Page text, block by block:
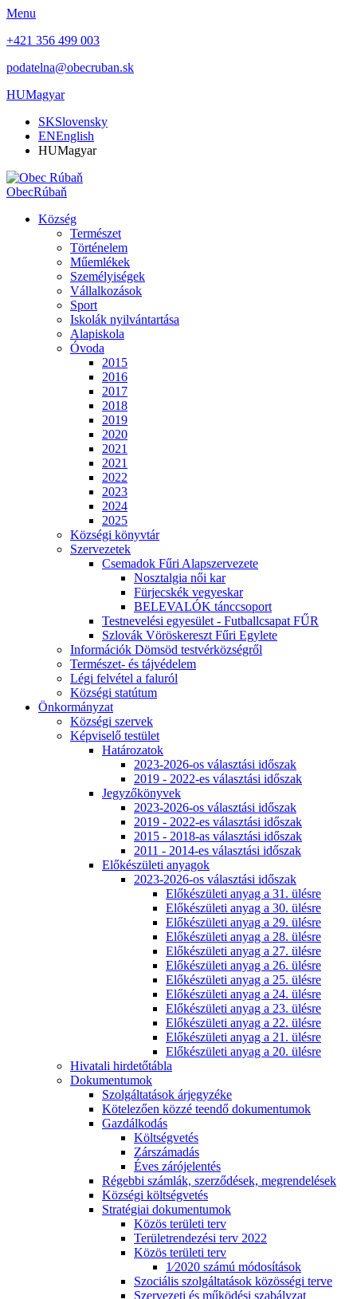
Menu
+421 356 499 003
podatelna@obecruban.sk
HUMagyar
SKSlovensky
ENEnglish
HUMagyar
ObecRúbaň
Község
Természet
Történelem
Műemlékek
Személyiségek
Vállalkozások
Sport
Iskolák nyilvántartása
Alapiskola
Óvoda
2015
2016
2017
2018
2019
2020
2021
2021
2022
2023
2024
2025
Községi könyvtár
Szervezetek
Csemadok Fűri Alapszervezete
Nosztalgia női kar
Fürjecskék vegyeskar
BELEVALÓK tánccsoport
Testnevelési egyesület - Futballcsapat FŰR
Szlovák Vöröskereszt Fűri Egylete
Információk Dömsöd testvérközségről
Természet- és tájvédelem
Légi felvétel a faluról
Községi statútum
Önkormányzat
Községi szervek
Képviselő testület
Határozatok
2023-2026-os választási időszak
2019 - 2022-es választási időszak
Jegyzőkönyvek
2023-2026-os választási időszak
2019 - 2022-es választási időszak
2015 - 2018-as választási időszak
2011 - 2014-es választási időszak
Előkészületi anyagok
2023-2026-os választási időszak
Előkészületi anyag a 31. ülésre
Előkészületi anyag a 30. ülésre
Előkészületi anyag a 29. ülésre
Előkészületi anyag a 28. ülésre
Előkészületi anyag a 27. ülésre
Előkészületi anyag a 26. ülésre
Előkészületi anyag a 25. ülésre
Előkészületi anyag a 24. ülésre
Előkészületi anyag a 23. ülésre
Előkészületi anyag a 22. ülésre
Előkészületi anyag a 21. ülésre
Előkészületi anyag a 20. ülésre
Hivatali hirdetőtábla
Dokumentumok
Szolgáltatások árjegyzéke
Kötelezően közzé teendő dokumentumok
Gazdálkodás
Költségvetés
Zárszámadás
Éves zárójelentés
Régebbi számlák, szerződések, megrendelések
Községi költségvetés
Stratégiai dokumentumok
Közös területi terv
Területrendezési terv 2022
Közös területi terv
1⁄2020 számú módosítások
Szociális szolgáltatások közösségi terve
Szervezeti és működési szabályzat